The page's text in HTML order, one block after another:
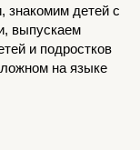
знакомим детей с
выпускаем
и подростков
на языке